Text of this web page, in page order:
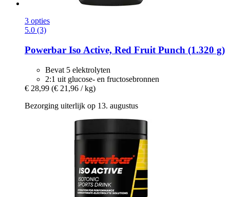
3 opties
5.0 (3)
Powerbar Iso Active, Red Fruit Punch (1.320 g)
Bevat 5 elektrolyten
2:1 uit glucose- en fructosebronnen
€ 28,99 (€ 21,96 / kg)
Bezorging uiterlijk op 13. augustus